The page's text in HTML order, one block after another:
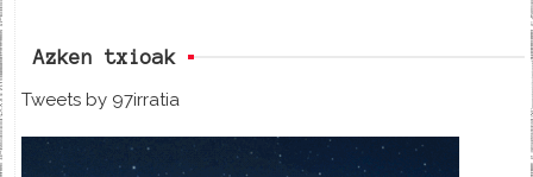
Azken txioak
Tweets by 97irratia